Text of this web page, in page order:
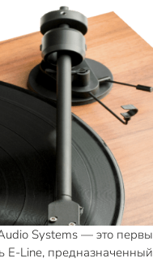
Systems — это
E-Line,